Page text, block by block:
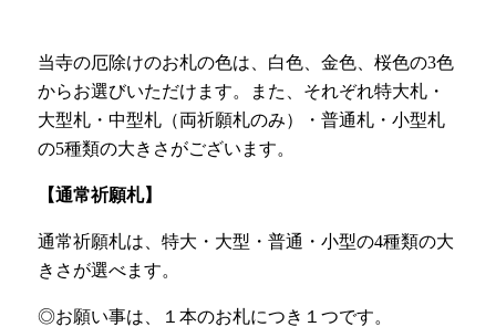
当寺の厄除けのお札の色は、白色、金色、桜色の3色
からお選びいただけます。また、それぞれ特大札・
大型札・中型札（両祈願札のみ）・普通札・小型札
の5種類の大きさがございます。
【通常祈願札】
通常祈願札は、特大・大型・普通・小型の4種類の大
きさが選べます。
◎お願い事は、１本のお札につき１つです。